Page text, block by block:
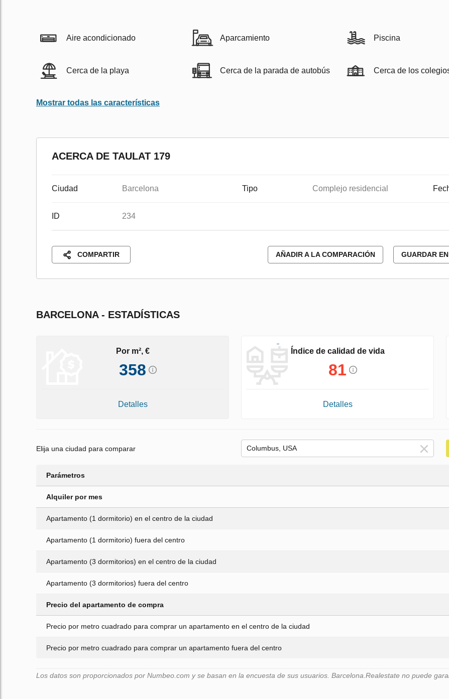
Aire acondicionado Aparcamiento Piscina
Cerca de la playa Cerca de la parada de autobús Cerca de los
Mostrar todas las características
ACERCA DE TAULAT 179
Ciudad Barcelona Tipo Complejo residencial
ID 234
COMPARTIR AÑADIR A LA COMPARACIÓN GUARDAR
BARCELONA - ESTADÍSTICAS
Por m², €
358
Detalles
Índice de calidad de vida
81
Detalles
Elija una ciudad para comparar
Parámetros
Alquiler por mes
Apartamento (1 dormitorio) en el centro de la ciudad
Apartamento (1 dormitorio) fuera del centro
Apartamento (3 dormitorios) en el centro de la ciudad
Apartamento (3 dormitorios) fuera del centro
Precio del apartamento de compra
Precio por metro cuadrado para comprar un apartamento en el centro de la ciudad
Precio por metro cuadrado para comprar un apartamento fuera del centro
Los datos son proporcionados por Numbeo.com y se basan en la encuesta de sus usuarios. Barcelona.Realestate no puede